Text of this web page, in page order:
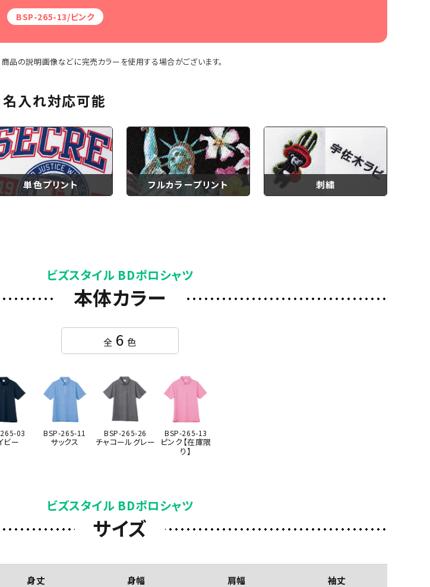
BSP-265-13/ピンク
商品の説明画像などに完売カラーを使用する場合がございます。
名入れ対応可能
単色プリント フルカラープリント 刺繍
ビズスタイル BDポロシャツ
本体カラー
全 6 色
03
ビー
BSP-265-11
サックス
BSP-265-26
チャコールグレー
BSP-265-13
ピンク【在庫限
り】
ビズスタイル BDポロシャツ
サイズ
身丈 身幅 肩幅 袖丈